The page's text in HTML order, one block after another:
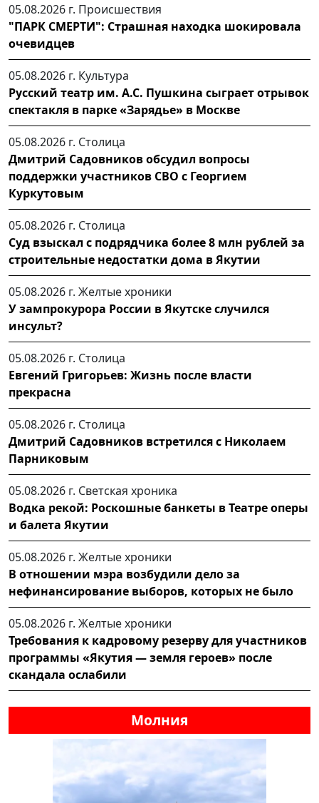
05.08.2026 г. Происшествия
"ПАРК СМЕРТИ": Страшная находка шокировала
очевидцев
05.08.2026 г. Культура
Русский театр им. А.С. Пушкина сыграет отрывок
спектакля в парке «Зарядье» в Москве
05.08.2026 г. Столица
Дмитрий Садовников обсудил вопросы
поддержки участников СВО с Георгием
Куркутовым
05.08.2026 г. Столица
Суд взыскал с подрядчика более 8 млн рублей за
строительные недостатки дома в Якутии
05.08.2026 г. Желтые хроники
У зампрокурора России в Якутске случился
инсульт?
05.08.2026 г. Столица
Евгений Григорьев: Жизнь после власти
прекрасна
05.08.2026 г. Столица
Дмитрий Садовников встретился с Николаем
Парниковым
05.08.2026 г. Светская хроника
Водка рекой: Роскошные банкеты в Театре оперы
и балета Якутии
05.08.2026 г. Желтые хроники
В отношении мэра возбудили дело за
нефинансирование выборов, которых не было
05.08.2026 г. Желтые хроники
Требования к кадровому резерву для участников
программы «Якутия — земля героев» после
скандала ослабили
Молния